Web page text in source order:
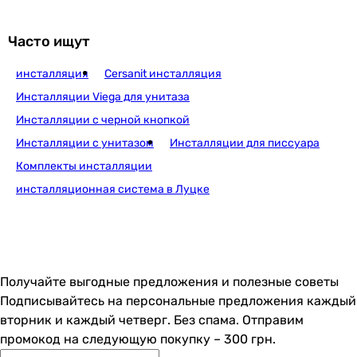
Комплектация
монтажная рама, крепежные шпильки, фановый отвод
фановый отвод, инсталляция, крепежные элементы,
крепежные шпильки, крепежные элементы, фановый
фановый отвод, инсталляция, крепежные шпильки
инсталляция, крепежные шпильки, крепежные детали
-
-
-
-
Часто ищут
инсталляция
Cersanit инсталляция
Инсталляции Viega для унитаза
Инсталляции с черной кнопкой
Инсталляции с унитазом
Инсталляции для писсуара
Комплекты инсталляции
инсталляционная система в Луцке
Получайте выгодные предложения и полезные советы
Подписывайтесь на персональные предложения каждый
вторник и каждый четверг. Без спама. Отправим
промокод на следующую покупку – 300 грн.